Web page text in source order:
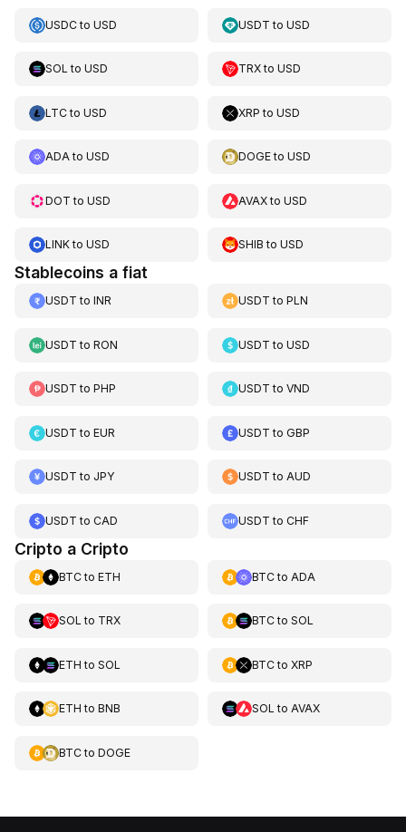
USDCto USD USDT toUSD
SOL to USD TRXtoUSD
LTCto USD XRP toUSD
ADAto USD DOGEtoUSD
DOT to USD AVAXtoUSD
LINKto USD SHIB toUSD
Stablecoins a fiat
USDT to INR USDT toPLN
USDT to RON USDT toUSD
USDT to PHP USDT toVND
USDT to EUR USDT toGBP
USDT to JPY USDT toAUD
USDT to CAD USDT toCHF
Cripto a Cripto
BTCto ETH BTCto ADA
SOL to TRX BTCto SOL
ETH to SOL BTCto XRP
ETH to BNB SOL to AVAX
BTCto DOGE